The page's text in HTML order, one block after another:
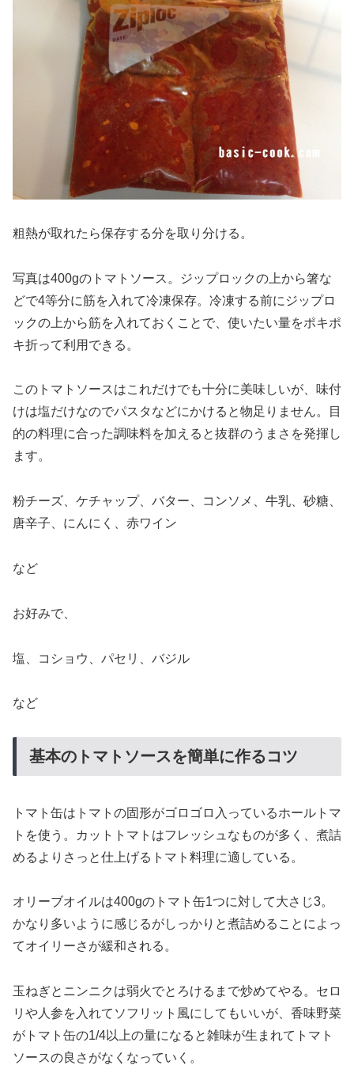
粗熱が取れたら保存する分を取り分ける。
写真は400gのトマトソース。ジップロックの上から箸な
どで4等分に筋を入れて冷凍保存。冷凍する前にジップロ
ックの上から筋を入れておくことで、使いたい量をポキポ
キ折って利用できる。
このトマトソースはこれだけでも十分に美味しいが、味付
けは塩だけなのでパスタなどにかけると物足りません。目
的の料理に合った調味料を加えると抜群のうまさを発揮し
ます。
粉チーズ、ケチャップ、バター、コンソメ、牛乳、砂糖、
唐辛子、にんにく、赤ワイン
など
お好みで、
塩、コショウ、パセリ、バジル
など
基本のトマトソースを簡単に作るコツ
トマト缶はトマトの固形がゴロゴロ入っているホールトマ
トを使う。カットトマトはフレッシュなものが多く、煮詰
めるよりさっと仕上げるトマト料理に適している。
オリーブオイルは400gのトマト缶1つに対して大さじ3。
かなり多いように感じるがしっかりと煮詰めることによっ
てオイリーさが緩和される。
玉ねぎとニンニクは弱火でとろけるまで炒めてやる。セロ
リや人参を入れてソフリット風にしてもいいが、香味野菜
がトマト缶の1/4以上の量になると雑味が生まれてトマト
ソースの良さがなくなっていく。